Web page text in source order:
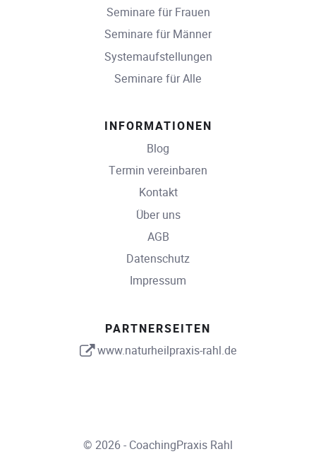
Seminare für Frauen
Seminare für Männer
Systemaufstellungen
Seminare für Alle
INFORMATIONEN
Blog
Termin vereinbaren
Kontakt
Über uns
AGB
Datenschutz
Impressum
PARTNERSEITEN
www.naturheilpraxis-rahl.de
© 2026 - CoachingPraxis Rahl